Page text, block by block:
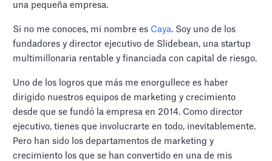
una pequeña empresa.
Si no me conoces, mi nombre es Caya. Soy uno de los
fundadores y director ejecutivo de Slidebean, una startup
multimillonaria rentable y financiada con capital de riesgo.
Uno de los logros que más me enorgullece es haber
dirigido nuestros equipos de marketing y crecimiento
desde que se fundó la empresa en 2014. Como director
ejecutivo, tienes que involucrarte en todo, inevitablemente.
Pero han sido los departamentos de marketing y
crecimiento los que se han convertido en una de mis